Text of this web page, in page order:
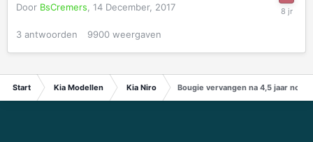
Door BsCremers 14 December, 2017
3 antwoorden 9900 weergaven
Start Kia Modellen Kia Niro Bougie vervangen na 4,5 jaar